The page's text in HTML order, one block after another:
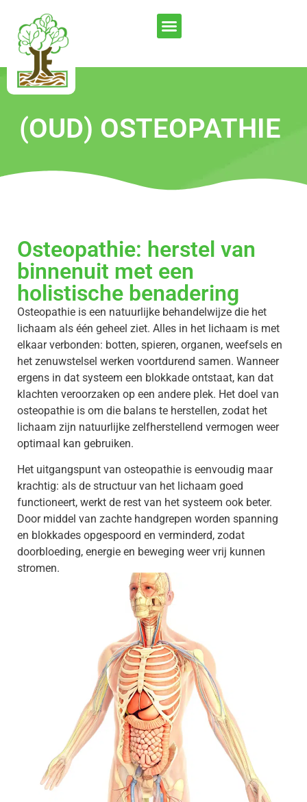
(OUD) OSTEOPATHIE
Osteopathie: herstel van
binnenuit met een
holistische benadering
Osteopathie is een natuurlijke behandelwijze die het
lichaam als één geheel ziet. Alles in het lichaam is met
elkaar verbonden: botten, spieren, organen, weefsels en
het zenuwstelsel werken voortdurend samen. Wanneer
ergens in dat systeem een blokkade ontstaat, kan dat
klachten veroorzaken op een andere plek. Het doel van
osteopathie is om die balans te herstellen, zodat het
lichaam zijn natuurlijke zelfherstellend vermogen weer
optimaal kan gebruiken.
Het uitgangspunt van osteopathie is eenvoudig maar
krachtig: als de structuur van het lichaam goed
functioneert, werkt de rest van het systeem ook beter.
Door middel van zachte handgrepen worden spanning
en blokkades opgespoord en verminderd, zodat
doorbloeding, energie en beweging weer vrij kunnen
stromen.